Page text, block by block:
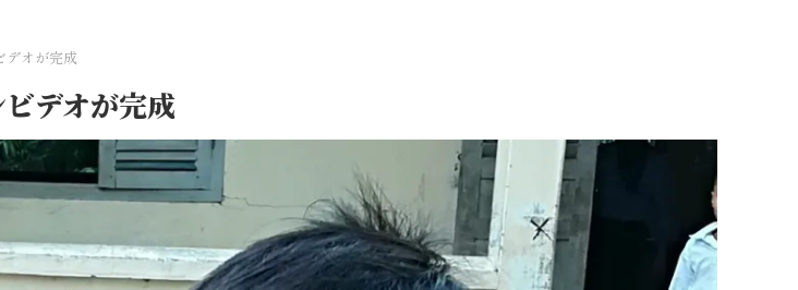
デオが完成
デオが完成